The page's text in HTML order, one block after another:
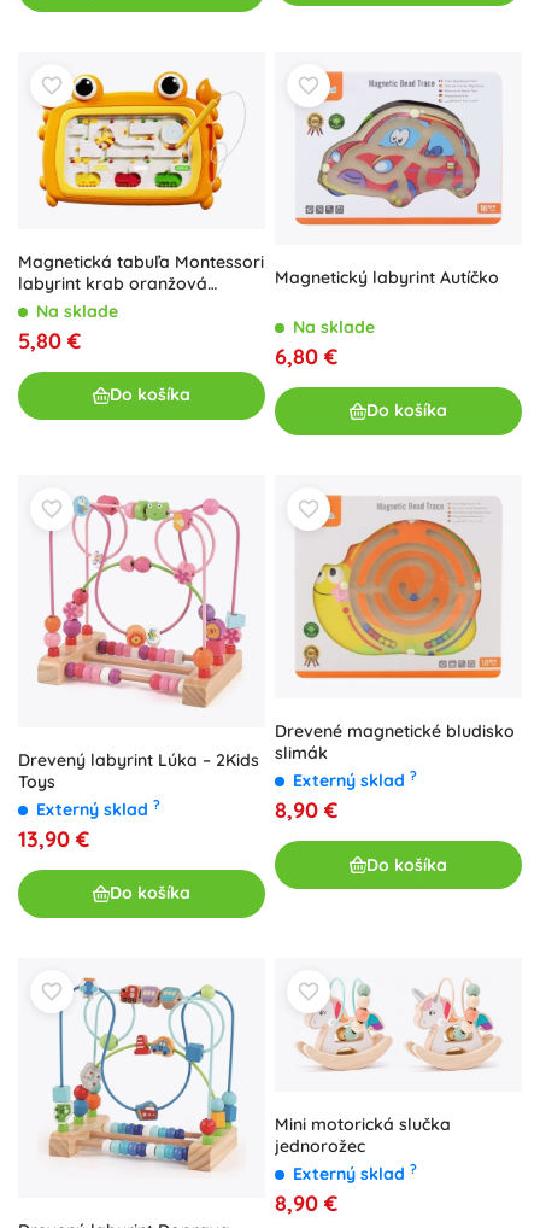
Magnetická tabuľa Montessori
labyrint krab oranžová
WOOPIE
Na sklade
5,80 €
Do košíka
Magnetický labyrint Autíčko
Na sklade
6,80 €
Do košíka
Drevený labyrint Lúka – 2Kids
Toys
Externý sklad ?
13,90 €
Do košíka
Drevené magnetické bludisko
slimák
Externý sklad ?
8,90 €
Do košíka
Mini motorická slučka
jednorožec
Externý sklad ?
8,90 €